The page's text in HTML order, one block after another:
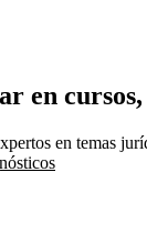
en
en temas